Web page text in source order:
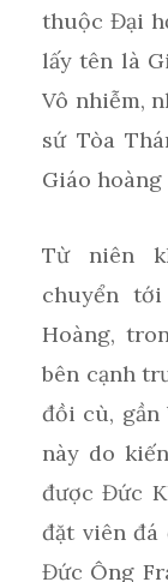
thuộc Đại
lấy tên là
Vô nhiễm,
sứ Tòa
Giáo
Từ niên
chuyển
Hoàng,
bên cạnh
đồi cù, gần
này do
được Đức
đặt viên đá
Đức Ông